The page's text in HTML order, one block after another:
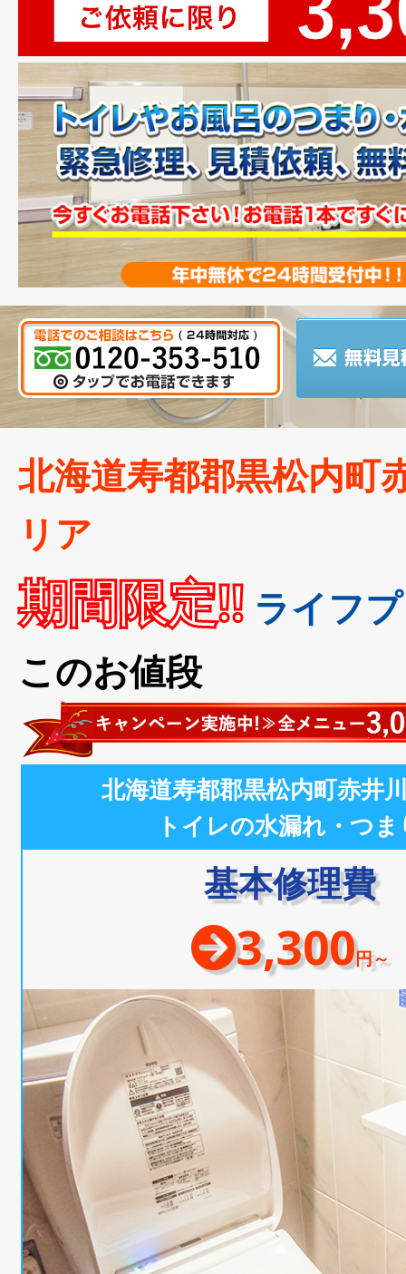
北海道寿都郡黒松内町
リア
期間限定!! ライフ
このお値段
北海道寿都郡黒松内町赤井
トイレの水漏れ・つま
基本修理費
3,300円～